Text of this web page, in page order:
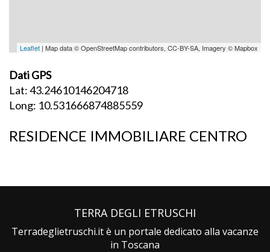
Leaflet | Map data © OpenStreetMap contributors, CC-BY-SA, Imagery © Mapbox
Dati GPS
Lat: 43.24610146204718
Long: 10.531666874885559
RESIDENCE IMMOBILIARE CENTRO
TERRA DEGLI ETRUSCHI
Terradeglietruschi.it è un portale dedicato alla vacanze
in Toscana